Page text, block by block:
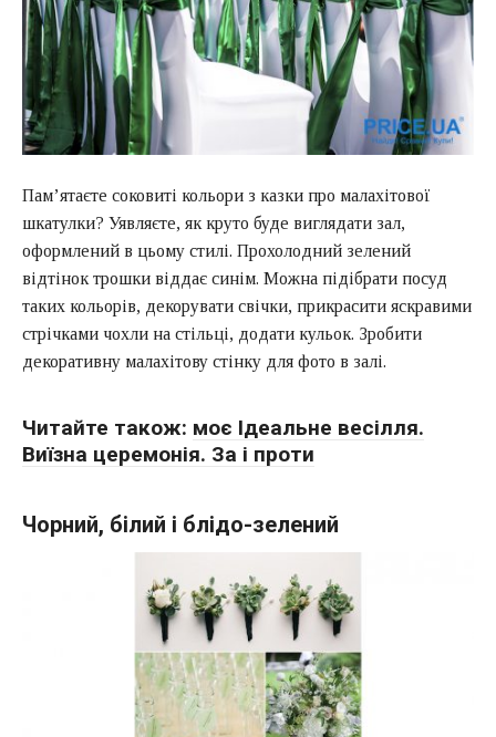
Пам’ятаєте соковиті кольори з казки про малахітової
шкатулки? Уявляєте, як круто буде виглядати зал,
оформлений в цьому стилі. Прохолодний зелений
відтінок трошки віддає синім. Можна підібрати посуд
таких кольорів, декорувати свічки, прикрасити яскравими
стрічками чохли на стільці, додати кульок. Зробити
декоративну малахітову стінку для фото в залі.
Читайте також: моє Ідеальне весілля.
Виїзна церемонія. За і проти
Чорний, білий і блідо-зелений